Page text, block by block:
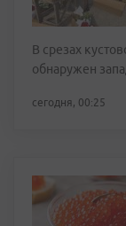
В срезах
обнаружен
сегодня, 00:25